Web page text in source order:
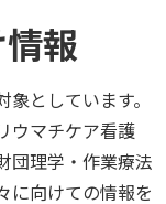
報
としています。
ウマチケア看護
団理学・作業療法
に向けての情報を
会